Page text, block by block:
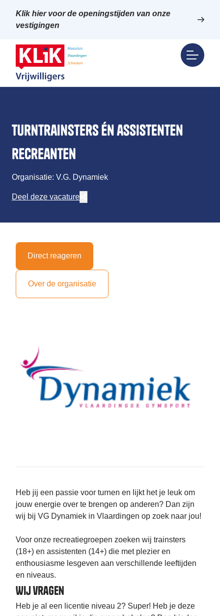
Klik hier voor de openingstijden van onze
vestigingen
turntrainsters én assistenten
recreanten
Organisatie: V.G. Dynamiek
Deel deze vacature
Direct reageren
Over de organisatie
Heb jij een passie voor turnen en lijkt het je leuk om
jouw energie over te brengen op anderen? Dan zijn
wij bij VG Dynamiek in Vlaardingen op zoek naar jou!
Voor onze recreatiegroepen zoeken wij trainsters
(18+) en assistenten (14+) die met plezier en
enthousiasme lesgeven aan verschillende leeftijden
en niveaus.
Wij vragen
Heb je al een licentie niveau 2? Super! Heb je deze